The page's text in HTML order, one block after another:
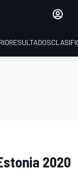
RESULTADOS
2020